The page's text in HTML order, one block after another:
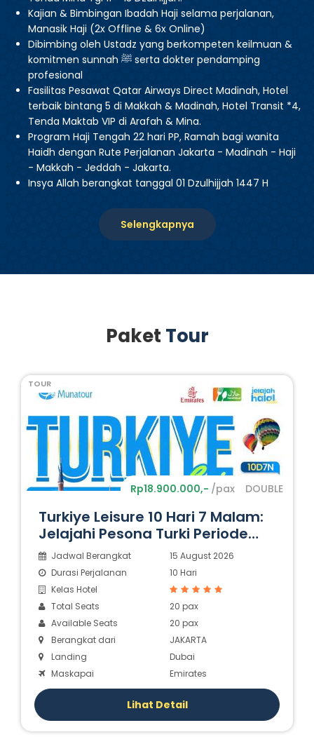
Kajian & Bimbingan Ibadah Haji selama perjalanan,
Manasik Haji (2x Offline & 6x Online)
Dibimbing oleh Ustadz yang berkompeten keilmuan &
komitmen sunnah ﷺ serta dokter pendamping
profesional
Fasilitas Pesawat Qatar Airways Direct Madinah, Hotel
terbaik bintang 5 di Makkah & Madinah, Hotel Transit *4,
Tenda Maktab VIP di Arafah & Mina.
Program Haji Tengah 22 hari PP, Ramah bagi wanita
Haidh dengan Rute Perjalanan Jakarta - Madinah - Haji
- Makkah - Jeddah - Jakarta.
Insya Allah berangkat tanggal 01 Dzulhijjah 1447 H
Selengkapnya
Paket Tour
TOUR
Turkiye Leisure 10 Hari 7 Malam:
Jelajahi Pesona Turki Periode
Juli-Oktober
Rp18.900.000,- /pax DOUBLE
Jadwal Berangkat
15 August 2026
Durasi Perjalanan
10 Hari
Kelas Hotel
Total Seats
20 pax
Available Seats
20 pax
Berangkat dari
JAKARTA
Landing
Dubai
Maskapai
Emirates
Lihat Detail